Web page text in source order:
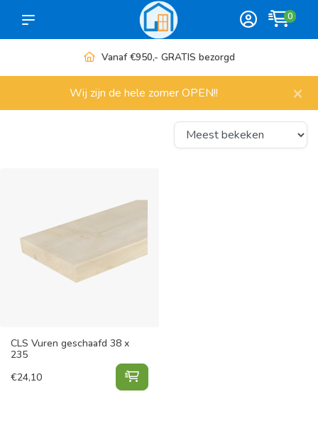
0
Wij zijn de hele zomer OPEN!! ×
CLS Vuren geschaafd 38 x
235
€24,10 CLS Vuren geschaafd 38 x 235